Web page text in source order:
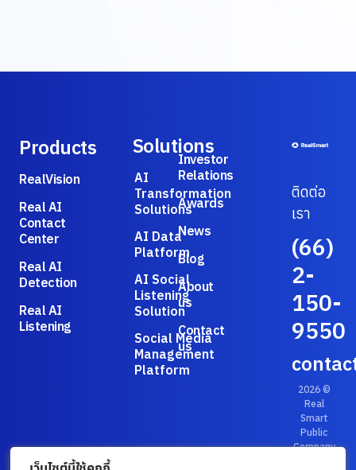
ติดต่อ
เรา
(66)
2-
150-
9550
2026 ©
Real
Smart
Public
Company
Products
RealVision
Real AI
Contact
Center
Real AI
Detection
Real AI
Listening
Solutions
AI
Transformation
Solutions
AI Data
Platform
AI Social
Listening
Solution
Social Media
Management
Platform
Investor
Relations
Awards
News
Blog
About
us
Contact
us